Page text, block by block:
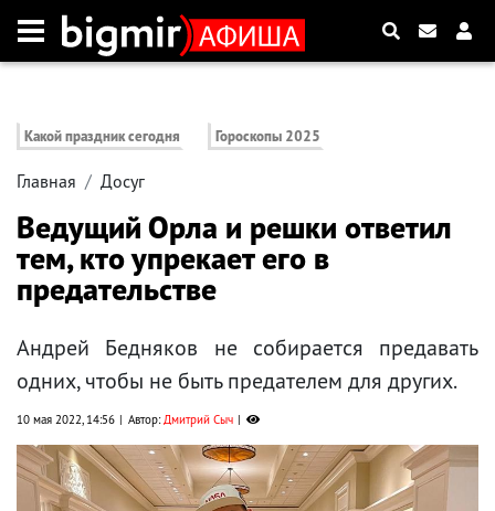
Какой праздник сегодня Гороскопы 2025
Главная Досуг
Ведущий Орла и решки ответил
тем, кто упрекает его в
предательстве
Андрей Бедняков не собирается предавать
одних, чтобы не быть предателем для других.
10 мая 2022, 14:56 Автор:Дмитрий Сыч